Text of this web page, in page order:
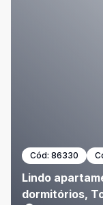
Cód: 86330
Lindo
dormitórios,